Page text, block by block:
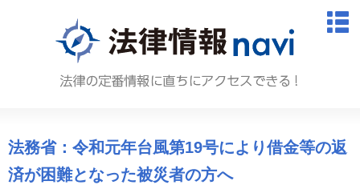
法律情
法務省：令和元年台風第19号により借金等の返
済が困難となった被災者の方へ